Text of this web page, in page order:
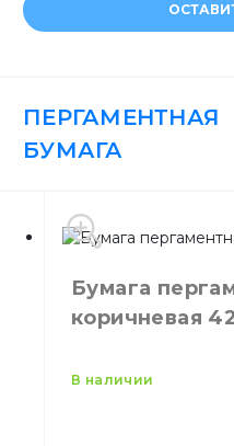
ПЕРГАМЕНТНАЯ
БУМАГА
Бумага
коричневая
в наличии